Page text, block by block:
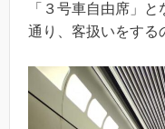
「３号車自由席」
通り、客扱いをする